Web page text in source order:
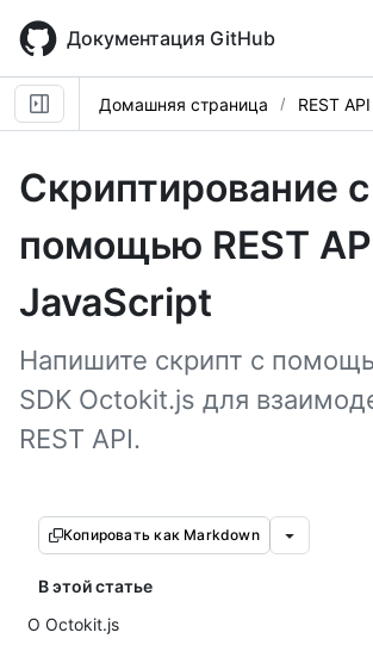
main
content
Документация GitHub
Домашняя страница REST API
Скриптирование с
помощью REST
JavaScript
Напишите скрипт с
SDK Octokit.js для
REST API.
Копировать как Markdown
В этой статье
О Octokit.js